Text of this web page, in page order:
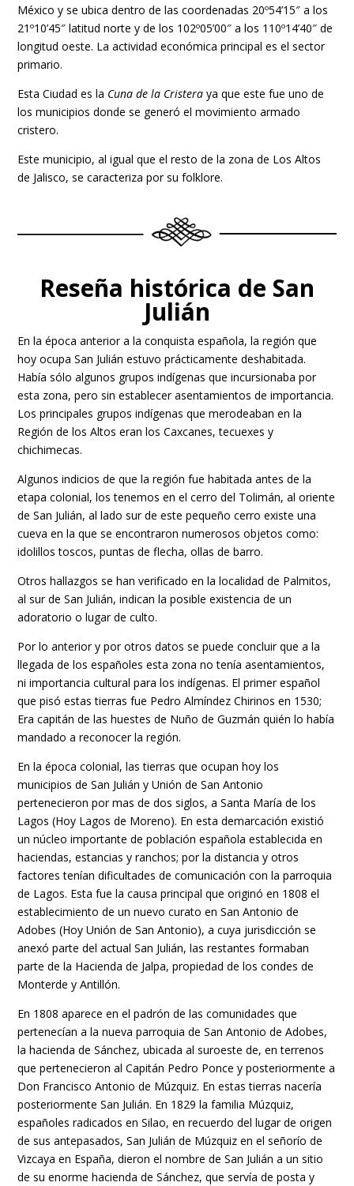
México​ y se ubica dentro de las coordenadas 20º54’15″ a los
21º10’45″ latitud norte y de los 102º05’00″ a los 110º14’40″ de
longitud oeste. La actividad económica principal es el sector
primario.
Esta Ciudad es la Cuna de la Cristera ya que este fue uno de
los municipios donde se generó el movimiento armado
cristero.
Este municipio, al igual que el resto de la zona de Los Altos
de Jalisco, se caracteriza por su folklore.
Reseña histórica de San
Julián
En la época anterior a la conquista española, la región que
hoy ocupa San Julián estuvo prácticamente deshabitada.
Había sólo algunos grupos indígenas que incursionaba por
esta zona, pero sin establecer asentamientos de importancia.
Los principales grupos indígenas que merodeaban en la
Región de los Altos eran los Caxcanes, tecuexes y
chichimecas.
Algunos indicios de que la región fue habitada antes de la
etapa colonial, los tenemos en el cerro del Tolimán, al oriente
de San Julián, al lado sur de este pequeño cerro existe una
cueva en la que se encontraron numerosos objetos como:
idolillos toscos, puntas de flecha, ollas de barro.
Otros hallazgos se han verificado en la localidad de Palmitos,
al sur de San Julián, indican la posible existencia de un
adoratorio o lugar de culto.
Por lo anterior y por otros datos se puede concluir que a la
llegada de los españoles esta zona no tenía asentamientos,
ni importancia cultural para los indígenas. El primer español
que pisó estas tierras fue Pedro Almíndez Chirinos en 1530;
Era capitán de las huestes de Nuño de Guzmán quién lo había
mandado a reconocer la región.
En la época colonial, las tierras que ocupan hoy los
municipios de San Julián y Unión de San Antonio
pertenecieron por mas de dos siglos, a Santa María de los
Lagos (Hoy Lagos de Moreno). En esta demarcación existió
un núcleo importante de población española establecida en
haciendas, estancias y ranchos; por la distancia y otros
factores tenían dificultades de comunicación con la parroquia
de Lagos. Esta fue la causa principal que originó en 1808 el
establecimiento de un nuevo curato en San Antonio de
Adobes (Hoy Unión de San Antonio), a cuya jurisdicción se
anexó parte del actual San Julián, las restantes formaban
parte de la Hacienda de Jalpa, propiedad de los condes de
Monterde y Antillón.
En 1808 aparece en el padrón de las comunidades que
pertenecían a la nueva parroquia de San Antonio de Adobes,
la hacienda de Sánchez, ubicada al suroeste de, en terrenos
que pertenecieron al Capitán Pedro Ponce y posteriormente a
Don Francisco Antonio de Múzquiz. En estas tierras nacería
posteriormente San Julián. En 1829 la familia Múzquiz,
españoles radicados en Silao, en recuerdo del lugar de origen
de sus antepasados, San Julián de Múzquiz en el señorío de
Vizcaya en España, dieron el nombre de San Julián a un sitio
de su enorme hacienda de Sánchez, que servía de posta y